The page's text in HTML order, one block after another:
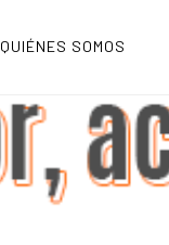
QUIÉNES SOMOS